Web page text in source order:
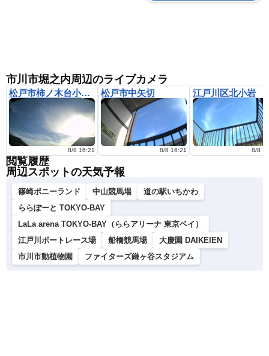
市川市堀之内周辺のライブカメラ
松戸市柿ノ木台小近く
8/8 16:21
松戸市中矢切
8/8 16:21
江戸川区北小岩
8/8
閲覧履歴
周辺スポットの天気予報
篠崎ポニーランド 中山競馬場
道の駅いちかわ
ららぽーと TOKYO-BAY
LaLa arena TOKYO-BAY（ららアリーナ 東京ベイ）
江戸川ボートレース場
船橋競馬場
大慶園 DAIKEIEN
市川市動植物園
ファイターズ鎌ヶ谷スタジアム